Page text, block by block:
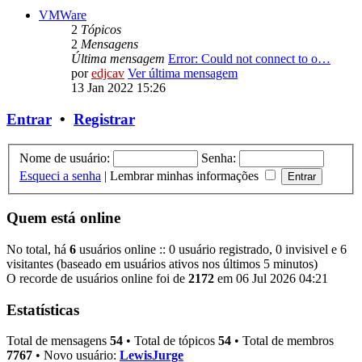
VMWare
2 Tópicos
2 Mensagens
Última mensagem Error: Could not connect to o…
poredjcav Ver última mensagem
13 Jan 2022 15:26
Entrar • Registrar
Nome de usuário:
Senha:
Esqueci a senha | Lembrar minhas informações
Quem está online
No total, há 6 usuários online :: 0 usuário registrado, 0 invisivel e 6
visitantes (baseado em usuários ativos nos últimos 5 minutos)
O recorde de usuários online foi de 2172 em 06 Jul 2026 04:21
Estatísticas
Total de mensagens 54 • Total de tópicos 54 • Total de membros
7767 • Novo usuário: LewisJurge